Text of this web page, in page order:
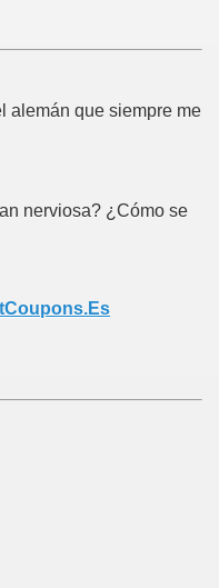
alemán que siempre me
nerviosa? ¿Cómo se